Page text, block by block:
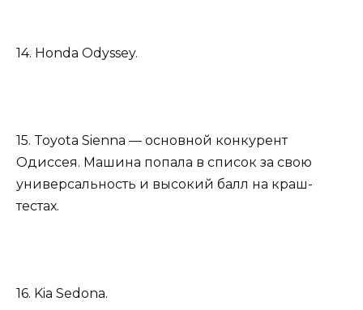
14. Honda Odyssey.
15. Toyota Sienna — основной конкурент
Одиссея. Машина попала в список за свою
универсальность и высокий балл на краш-
тестах.
16. Kia Sedona.